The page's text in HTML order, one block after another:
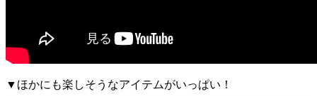
▼ほかにも楽しそうなアイテムがいっぱい！